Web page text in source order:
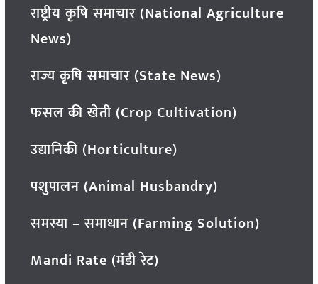
राष्ट्रीय कृषि समाचार (National Agriculture
News)
राज्य कृषि समाचार (State News)
फसल की खेती (Crop Cultivation)
उद्यानिकी (Horticulture)
पशुपालन (Animal Husbandry)
समस्या – समाधान (Farming Solution)
Mandi Rate (मंडी रेट)